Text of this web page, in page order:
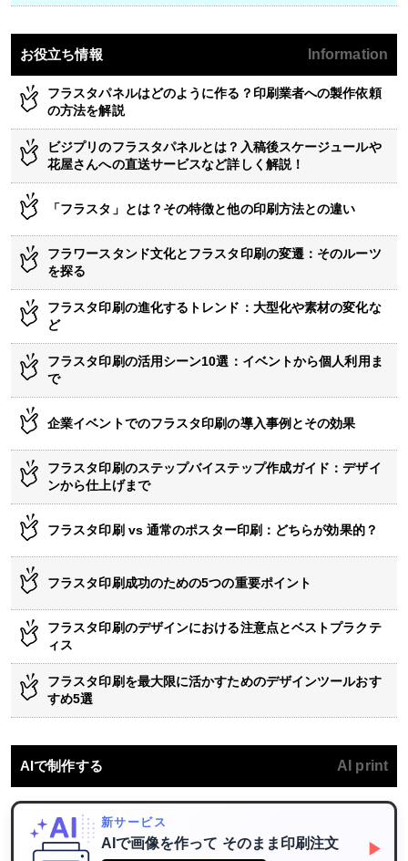
お役立ち情報 Information
フラスタパネルはどのように作る？印刷業者への製作依頼
の方法を解説
ビジプリのフラスタパネルとは？入稿後スケージュールや
花屋さんへの直送サービスなど詳しく解説！
「フラスタ」とは？その特徴と他の印刷方法との違い
フラワースタンド文化とフラスタ印刷の変遷：そのルーツ
を探る
フラスタ印刷の進化するトレンド：大型化や素材の変化な
ど
フラスタ印刷の活用シーン10選：イベントから個人利用ま
で
企業イベントでのフラスタ印刷の導入事例とその効果
フラスタ印刷のステップバイステップ作成ガイド：デザイ
ンから仕上げまで
フラスタ印刷 vs 通常のポスター印刷：どちらが効果的？
フラスタ印刷成功のための5つの重要ポイント
フラスタ印刷のデザインにおける注意点とベストプラクテ
ィス
フラスタ印刷を最大限に活かすためのデザインツールおす
すめ5選
AIで制作する AI print
新サービス
AIで画像を作って そのまま印刷注文
▶